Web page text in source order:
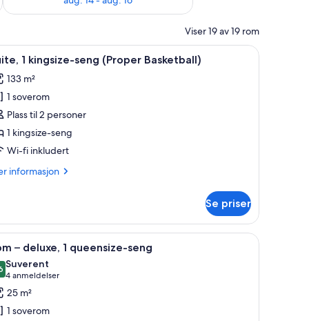
Viser 19 av 19 rom
solsenger Italienske Frette-laken og sengetøy av topp
9 1 kingsize-seng (Proper Basketball)
133 m²
1 soverom
Plass til 2 personer
1 kingsize-seng
Wi-fi inkludert
informasjon
Se priser
kvalitet Italienske Frette-laken og sengetøy av topp
6 – deluxe, 1 queensize-seng
av 10
Suverent
4 anmeldelser
(4
anmeldelser)
25 m²
1 soverom